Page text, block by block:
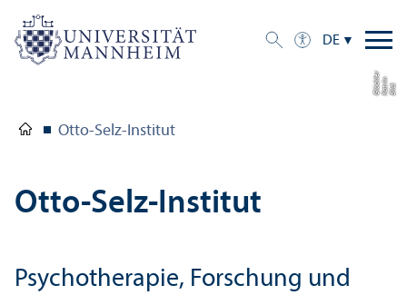
DE
Bil
d:
K
a
t
ri
nGl
ü
c
kle
r
Otto-Selz-Institut
Otto-Selz-Institut
Psychotherapie, Forschung und